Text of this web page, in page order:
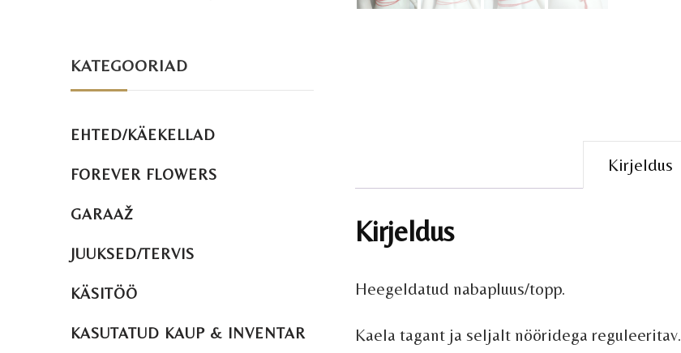
Kirjeldus
Kirjeldus
Heegeldatud nabapluus/topp.
Kaela tagant ja seljalt nööridega reguleeritav.
KATEGOORIAD
EHTED/KÄEKELLAD
FOREVER FLOWERS
GARAAŽ
JUUKSED/TERVIS
KÄSITÖÖ
KASUTATUD KAUP & INVENTAR